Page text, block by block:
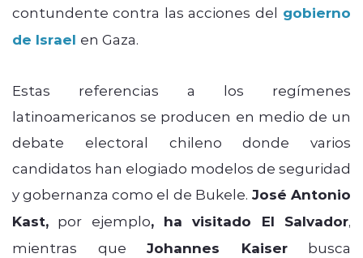
contundente contra las acciones del gobierno
de Israel en Gaza.
Estas referencias a los regímenes
latinoamericanos se producen en medio de un
debate electoral chileno donde varios
candidatos han elogiado modelos de seguridad
y gobernanza como el de Bukele. José Antonio
Kast, por ejemplo, ha visitado El Salvador,
mientras que Johannes Kaiserbusca